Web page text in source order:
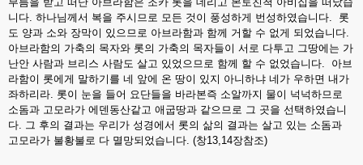
니다. 하나님께서 복을 주시므로 모든 것이 풍성하게 번성하였습니다. 롯
도 양과 소와 장막이 있으므로 아브라함과 함께 거할 수 없게 되었습니다.
아브라함의 가축의 목자와 롯의 가축의 목자들이 서로 다투고 그땅에는 가
난안 사람과 브리스 사람도 살고 있었으므로 함께 할 수 없었습니다. 아브
라함이 롯에게 말하기를 네 앞에 온 땅이 있지 아니하냐 네가 우하면 내가
좌하리라. 롯이 눈을 들어 요단들을 바라본즉 소알까지 물이 넉넉하므로
소돔과 고모라가 에덴동산같고 애굽땅과 같으므로 그 곳을 선택하였습니
다. 그 후의 결과는 우리가 성경에서 롯의 삶의 결과는 살고 있는 소돔과
고모라가 불황불로 다 멸망되었습니다. (창13,14장참조)